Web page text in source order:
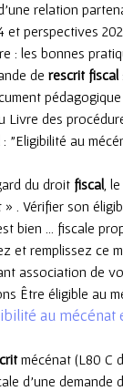
relation
et perspectives
: les bonnes
de rescrit fiscal
Livre des
: "Eligibilité au
du droit fiscal ,
. Vérifier son
bien ... fiscale
et remplissez ce
association de
Être éligible au
au
mécénat (L80 C
d’une demande